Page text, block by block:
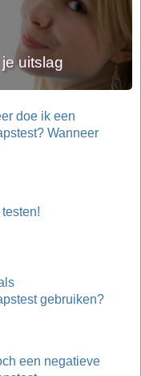
uitslag
doe ik een
Wanneer
gebruiken?
een negatieve